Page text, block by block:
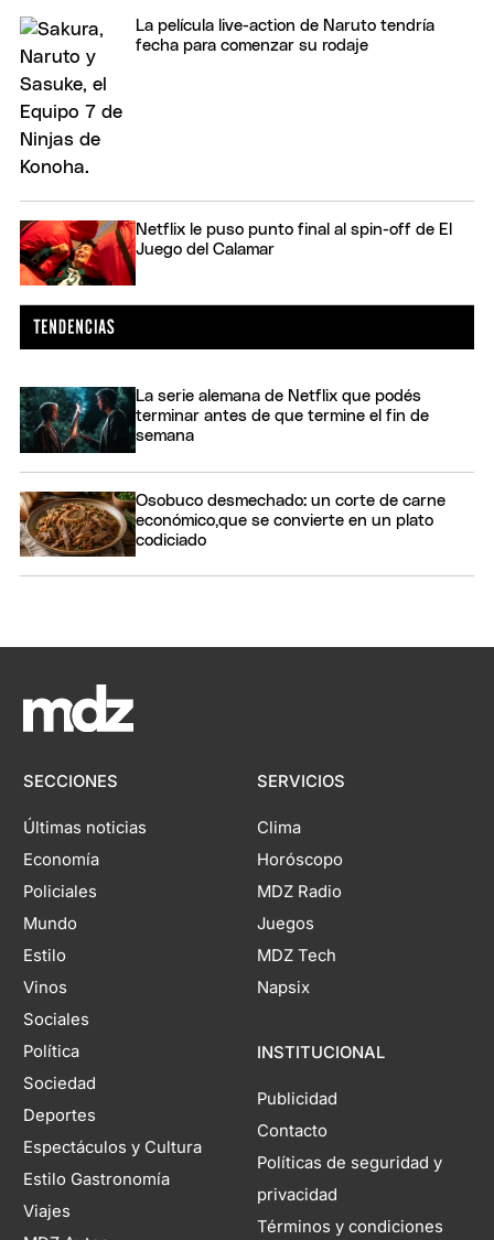
La película live-action de Naruto tendría
fecha para comenzar su rodaje
Netflix le puso punto final al spin-off de El
Juego del Calamar
La serie alemana de Netflix que podés
terminar antes de que termine el fin de
semana
Osobuco desmechado: un corte de carne
económico,que se convierte en un plato
codiciado
SECCIONES
Últimas noticias
Economía
Policiales
Mundo
Estilo
Vinos
Sociales
Política
Sociedad
Deportes
Espectáculos y Cultura
Estilo Gastronomía
Viajes
SERVICIOS
Clima
Horóscopo
MDZ Radio
Juegos
MDZ Tech
Napsix
INSTITUCIONAL
Publicidad
Contacto
Políticas de seguridad y
privacidad
Términos y condiciones